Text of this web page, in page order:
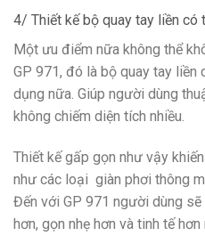
4/ Thiết kế bộ quay tay liền có
Một ưu điểm nữa không thể
GP 971, đó là bộ quay tay
dụng nữa. Giúp người dùng
không chiếm diện tích nhiều.
Thiết kế gấp gọn như vậy
như các loại giàn phơi thông
Đến với GP 971 người dùng
hơn, gọn nhẹ hơn và tinh tế hơn